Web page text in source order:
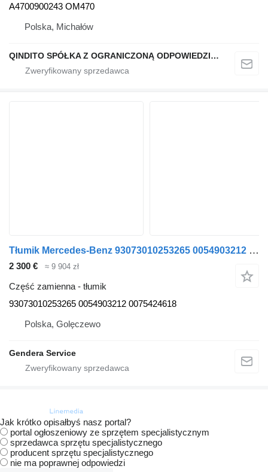
A4700900243 OM470
Polska, Michałów
QINDITO SPÓŁKA Z OGRANICZONĄ ODPOWIEDZIALNOŚCIĄ
Tłumik Mercedes-Benz 93073010253265 0054903212 0075424618 do ciągnika siodłowego Mercedes-Benz Actros MP4, Antos, Arocs
2 300 € ≈ 9 904 zł
Część zamienna - tłumik
93073010253265 0054903212 0075424618
Polska, Golęczewo
Gendera Service
Jak krótko opisałbyś nasz portal?
portal ogłoszeniowy ze sprzętem specjalistycznym
sprzedawca sprzętu specjalistycznego
producent sprzętu specjalistycznego
nie ma poprawnej odpowiedzi